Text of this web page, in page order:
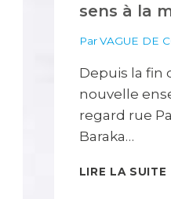
sens à la
Par VAGUE DE
Depuis la fin
nouvelle
regard rue
Baraka…
LIRE LA SUITE